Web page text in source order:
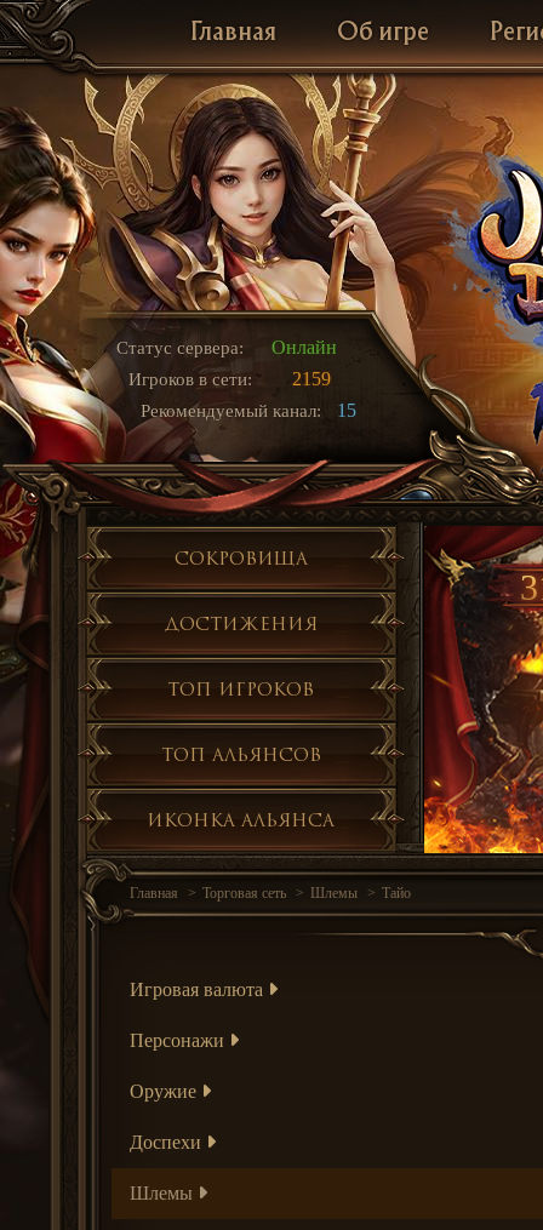
Главная Об игре
Статус сервера: Онлайн
Игроков в сети: 2159
Рекомендуемый канал: 15
Сокровища
Достижения
Топ игроков
Топ альянсов
Иконка альянса
Главная Торговая сеть Шлемы Тайо
Игровая валюта
Персонажи
Оружие
Доспехи
Шлемы